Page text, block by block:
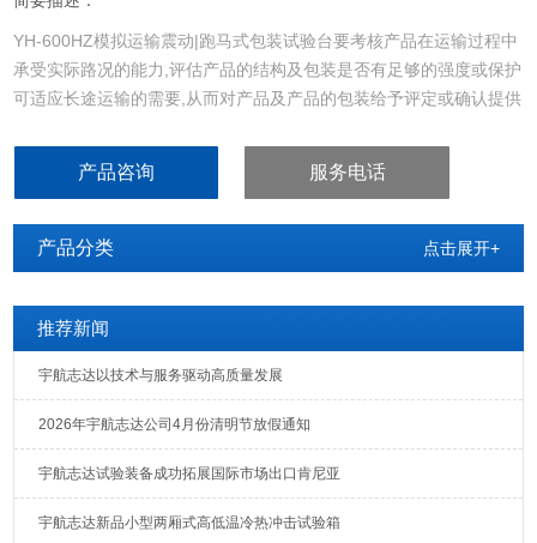
YH-600HZ模拟运输震动|跑马式包装试验台要考核产品在运输过程中
承受实际路况的能力,评估产品的结构及包装是否有足够的强度或保护
可适应长途运输的需要,从而对产品及产品的包装给予评定或确认提供
产品咨询 服务电话
产品分类 点击展开+
推荐新闻
宇航志达以技术与服务驱动高质量发展
2026年宇航志达公司4月份清明节放假通知
宇航志达试验装备成功拓展国际市场出口肯尼亚
宇航志达新品小型两厢式高低温冷热冲击试验箱